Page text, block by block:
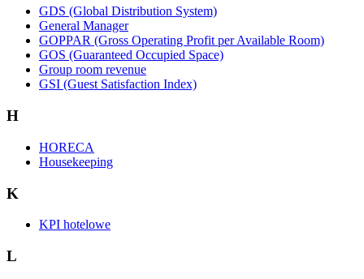
GDS (Global Distribution System)
General Manager
GOPPAR (Gross Operating Profit per Available Room)
GOS (Guaranteed Occupied Space)
Group room revenue
GSI (Guest Satisfaction Index)
H
HORECA
Housekeeping
K
KPI hotelowe
L